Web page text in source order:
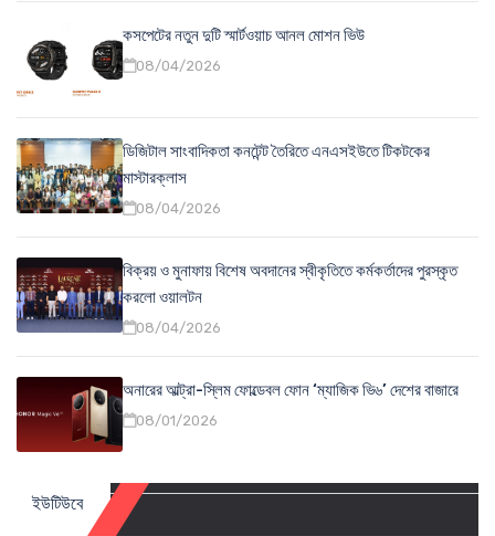
কসপেটের নতুন দুটি স্মার্টওয়াচ আনল মোশন ভিউ
08/04/2026
ডিজিটাল সাংবাদিকতা কনটেন্ট তৈরিতে এনএসইউতে টিকটকের
মাস্টারক্লাস
08/04/2026
বিক্রয় ও মুনাফায় বিশেষ অবদানের স্বীকৃতিতে কর্মকর্তাদের পুরস্কৃত
করলো ওয়ালটন
08/04/2026
অনারের আল্ট্রা-স্লিম ফোল্ডেবল ফোন ‘ম্যাজিক ভি৬’ দেশের বাজারে
08/01/2026
ইউটিউবে